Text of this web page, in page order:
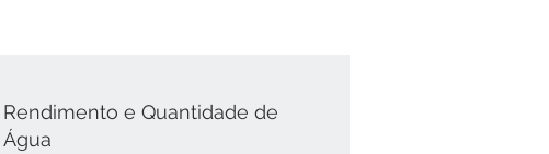
Rendimento e Quantidade de
Água